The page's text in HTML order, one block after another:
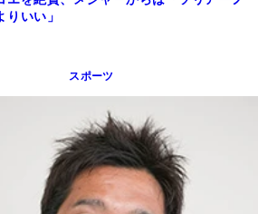
りいい」
スポーツ